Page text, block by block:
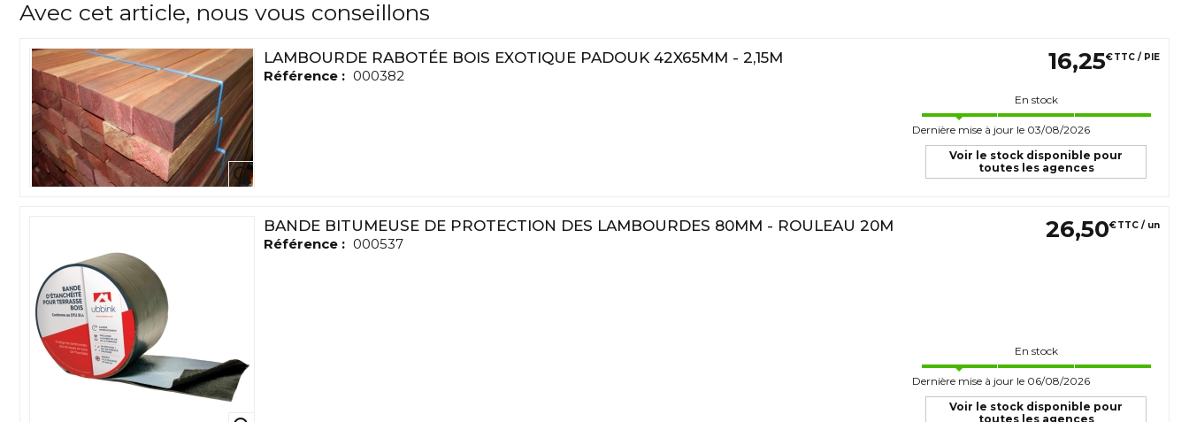
Avec cet article, nous vous conseillons
LAMBOURDE RABOTÉE BOIS EXOTIQUE PADOUK 42X65MM - 2,15M
Référence : 000382
16,25€TTC / PIE
En stock
Dernière mise à jour le 03/08/2026
Voir le stock disponible pour
toutes les agences
BANDE BITUMEUSE DE PROTECTION DES LAMBOURDES 80MM - ROULEAU 20M
Référence : 000537
26,50€TTC / un
En stock
Dernière mise à jour le 06/08/2026
Voir le stock disponible pour
toutes les agences